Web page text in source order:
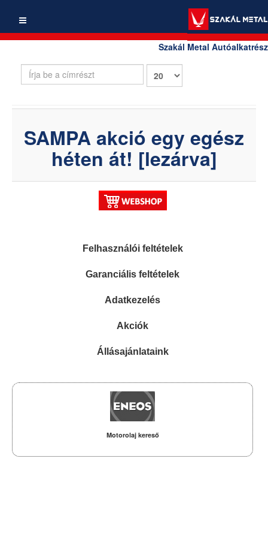
Szakál Metal Autóalkatrész
Írja
Tételek
SAMPA akció egy egész
héten át! [lezárva]
Felhasználói feltételek
Garanciális feltételek
Adatkezelés
Akciók
Állásajánlataink
Motorolaj kereső